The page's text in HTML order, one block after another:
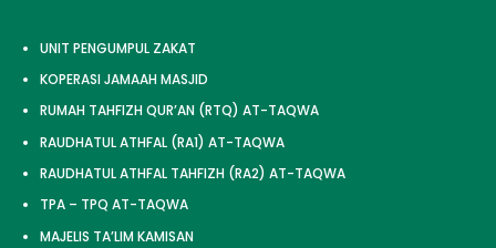
UNIT PENGUMPUL ZAKAT
KOPERASI JAMAAH MASJID
RUMAH TAHFIZH QUR’AN (RTQ) AT-TAQWA
RAUDHATUL ATHFAL (RA1) AT-TAQWA
RAUDHATUL ATHFAL TAHFIZH (RA2) AT-TAQWA
TPA – TPQ AT-TAQWA
MAJELIS TA’LIM KAMISAN